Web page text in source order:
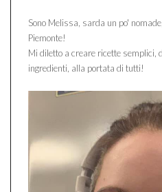
Sono Melissa, sarda un po'
Piemonte!
Mi diletto a creare ricette semplici,
ingredienti, alla portata di tutti!